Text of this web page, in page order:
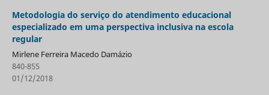
Metodologia do serviço do atendimento educacional
especializado em uma perspectiva inclusiva na escola
regular
Mirlene Ferreira Macedo Damázio
840-855
01/12/2018